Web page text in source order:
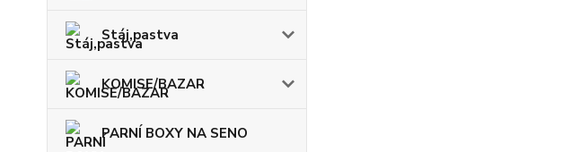
Stáj,pastva
KOMISE/BAZAR
PARNÍ BOXY NA SENO